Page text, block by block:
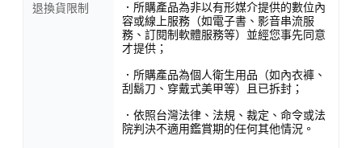
退換貨限制
．所購產品為非以有形媒介提供的數位內
容或線上服務（如電子書、影音串流服
務、訂閱制軟體服務等）並經您事先同意
才提供；
．所購產品為個人衛生用品（如內衣褲、
刮鬍刀、穿戴式美甲等）且已拆封；
．依照台灣法律、法規、裁定、命令或法
院判決不適用鑑賞期的任何其他情況。